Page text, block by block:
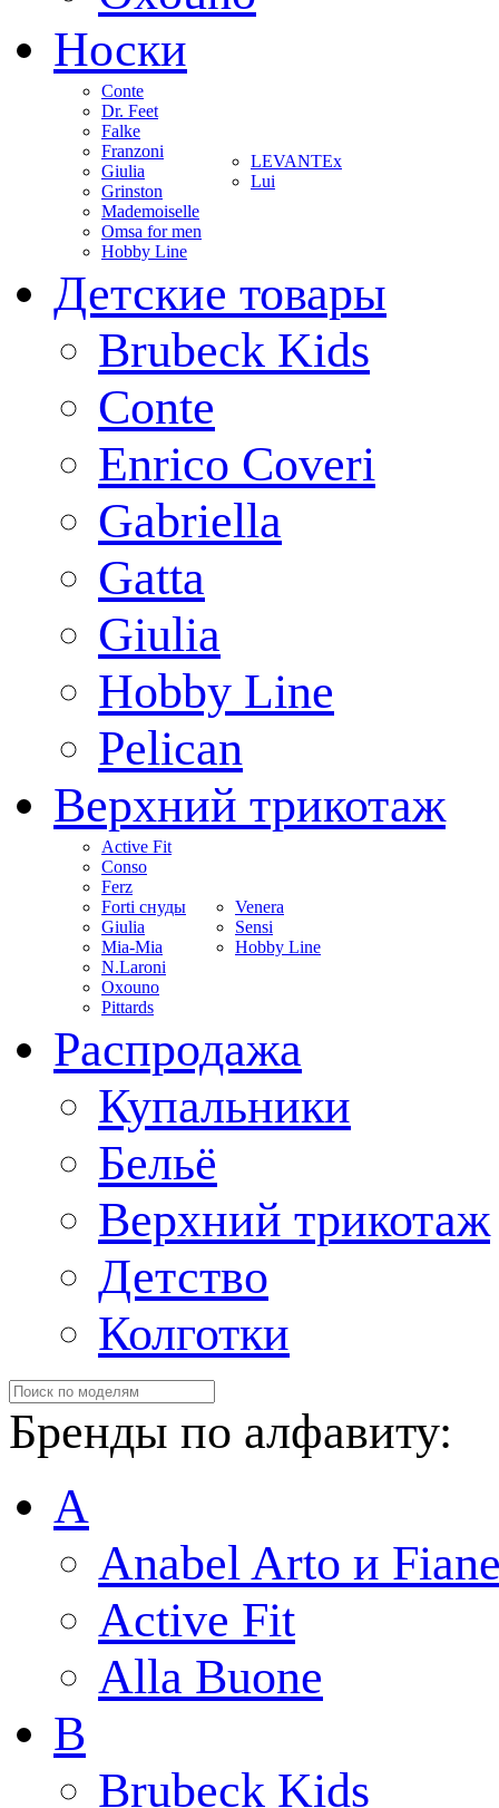
Носки
Conte
Dr. Feet
Falke
Franzoni
Giulia
Grinston
Mademoiselle
Omsa for men
Hobby Line
LEVANTEx
Lui
Детские товары
Brubeck Kids
Conte
Enrico Coveri
Gabriella
Gatta
Giulia
Hobby Line
Pelican
Верхний трикотаж
Active Fit
Conso
Ferz
Forti снуды
Giulia
Mia-Mia
N.Laroni
Oxouno
Pittards
Venera
Sensi
Hobby Line
Распродажа
Купальники
Бельё
Верхний трикотаж
Детство
Колготки
Бренды по алфавиту:
A
Anabel Arto и
Active Fit
Alla Buone
B
Brubeck Kids